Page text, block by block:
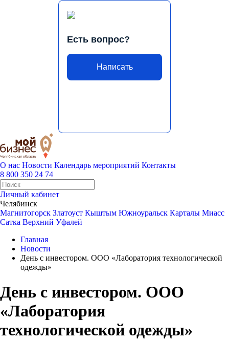
Есть вопрос?
Написать
О нас Новости Календарь мероприятий Контакты
8 800 350 24 74
Личный кабинет
Челябинск
Магнитогорск Златоуст Кыштым Южноуральск Карталы Миасс
Сатка Верхний Уфалей
Главная
Новости
День с инвестором. ООО «Лаборатория технологической
одежды»
День с инвестором. ООО
«Лаборатория
технологической одежды»